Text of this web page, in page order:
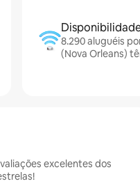
8.290 aluguéis
(Nova Orleans)
excelentes dos